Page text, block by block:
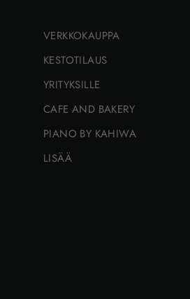
VERKKOKAUPPA
KESTOTILAUS
YRITYKSILLE
CAFE AND BAKERY
PIANO BY KAHIWA
LISÄÄ